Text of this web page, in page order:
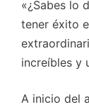
«¿Sabes lo
tener éxito
increíbles y
A inicio del